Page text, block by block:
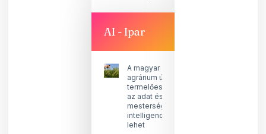
AI - Ipar
A magyar
agrárium új
termelőeszköze
az adat és a
mesterséges
intelligencia
lehet